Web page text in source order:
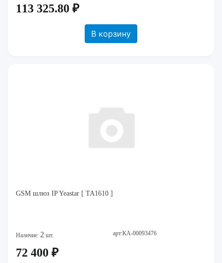
113 325.80 ₽
В корзину
GSM шлюз IP Yeastar [ TA1610 ]
Наличие: 2 шт. арт:КА-00093476
72 400 ₽